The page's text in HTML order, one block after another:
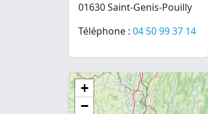
01630 Saint-Genis-Pouilly
Téléphone : 04 50 99 37 14
+
−